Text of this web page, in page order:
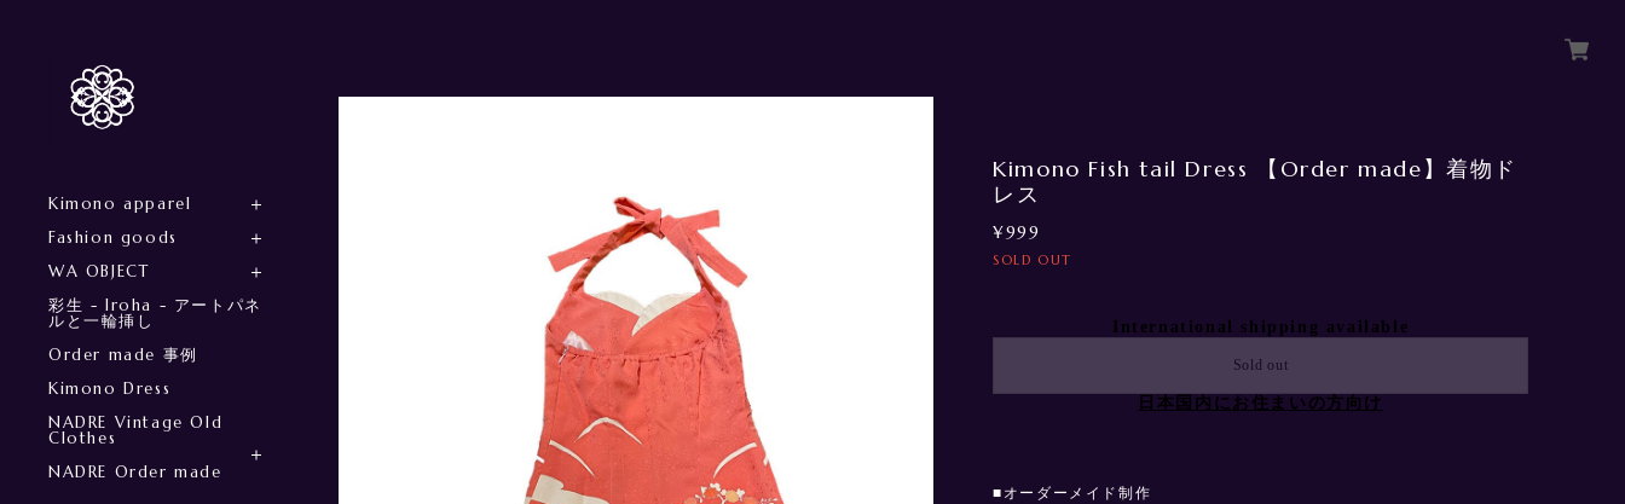
Kimono apparel
Fashion goods
WA OBJECT
彩生 - Iroha - アートパネ
ルと一輪挿し
Order made 事例
Kimono Dress
NADRE Vintage Old
Clothes
NADRE Order made
Kimono Fish tail Dress 【Order made】着物ド
レス
¥999
SOLD OUT
International shipping available
Sold out
日本国内にお住まいの方向け
■オーダーメイド制作